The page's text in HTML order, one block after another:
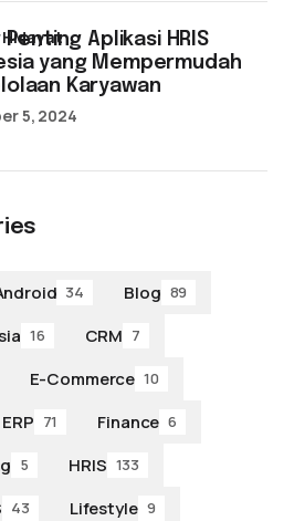
Aplikasi HRIS
yang Mempermudah
Karyawan
5, 2024
34 Blog 89
16 CRM 7
E-Commerce 10
ERP 71 Finance 6
5 HRIS 133
43 Lifestyle 9